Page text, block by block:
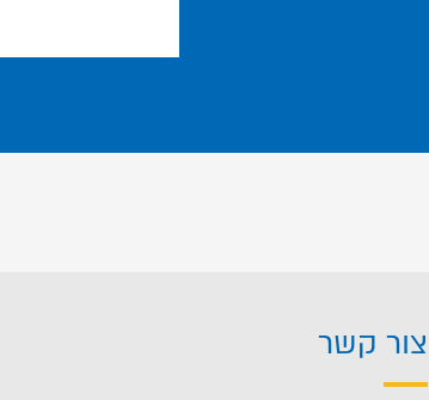
צור קשר